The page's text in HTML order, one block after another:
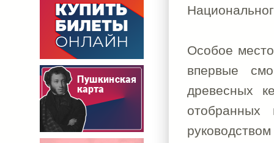
Особое
впервые
древесных
отобранных